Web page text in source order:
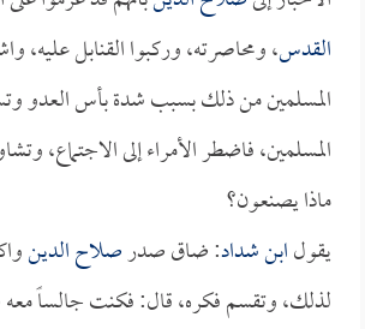
القدس، ومحاصرته، وركبوا القنابل عليه،
المسلمين من ذلك بسبب شدة بأس العدو
المسلمين، فاضطر الأمراء إلى الاجتماع،
ماذا يصنعون؟
يقولابن شداد: ضاق صدرصلاح الدين
لذلك، وتقسم فكره، قال: فكنت جالساً